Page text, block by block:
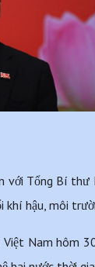
với Tổng Bí
khí hậu, môi
Việt Nam hôm